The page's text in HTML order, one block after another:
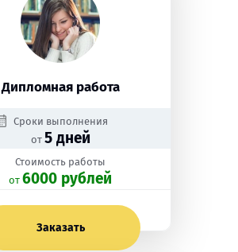
Дипломная работа
Сроки выполнения
от 5 дней
Стоимость работы
oт 6000 рублей
Заказать